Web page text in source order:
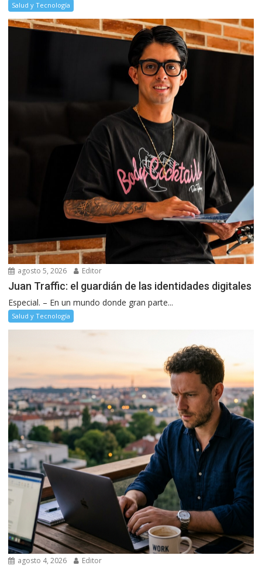
Salud y Tecnología
agosto 5, 2026 Editor
Juan Traffic: el guardián de las identidades digitales
Especial. – En un mundo donde gran parte...
Salud y Tecnología
agosto 4, 2026 Editor